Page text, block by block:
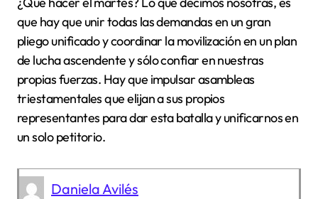
que hay que unir todas las demandas en un gran
pliego unificado y coordinar la movilización en un plan
de lucha ascendente y sólo confiar en nuestras
propias fuerzas. Hay que impulsar asambleas
triestamentales que elijan a sus propios
representantes para dar esta batalla y unificarnos en
un solo petitorio.
Daniela Avilés